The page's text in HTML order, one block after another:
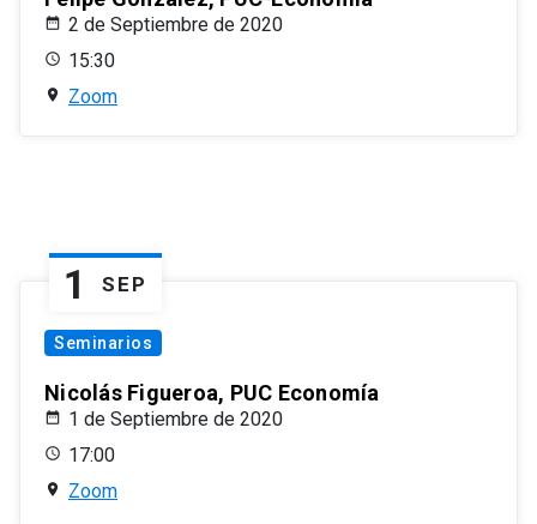
2 de Septiembre de 2020
15:30
Zoom
1 SEP
Seminarios
Nicolás Figueroa, PUC Economía
1 de Septiembre de 2020
17:00
Zoom